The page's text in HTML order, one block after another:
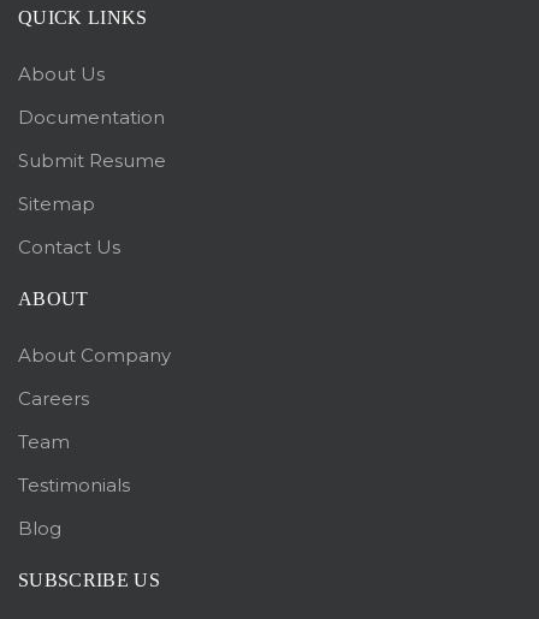
QUICK LINKS
About Us
Documentation
Submit Resume
Sitemap
Contact Us
ABOUT
About Company
Careers
Team
Testimonials
Blog
SUBSCRIBE US